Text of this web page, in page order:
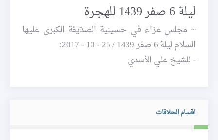
ليلة 6 صفر 1439 للهجرة
~ مجلس عزاء في حسينية الصدّيقة الكبرى عليها
السلام ليلة 6 صفر 1439 / 25 - 10 - 2017:
- للشيخ علي الأسدي
اقسام الحلاقات